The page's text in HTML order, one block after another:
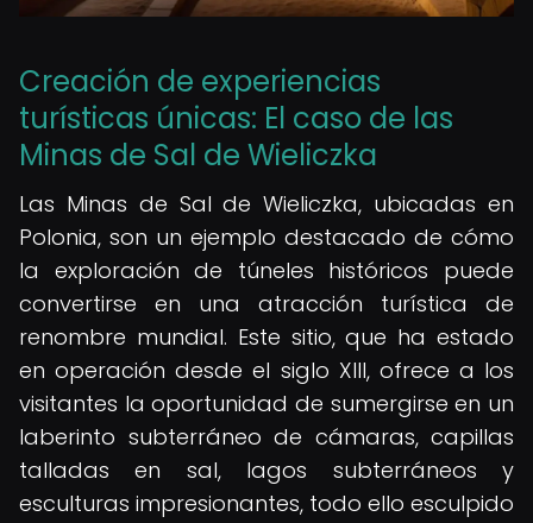
Creación de experiencias
turísticas únicas: El caso de las
Minas de Sal de Wieliczka
Las Minas de Sal de Wieliczka, ubicadas en
Polonia, son un ejemplo destacado de cómo
la exploración de túneles históricos puede
convertirse en una atracción turística de
renombre mundial. Este sitio, que ha estado
en operación desde el siglo XIII, ofrece a los
visitantes la oportunidad de sumergirse en un
laberinto subterráneo de cámaras, capillas
talladas en sal, lagos subterráneos y
esculturas impresionantes, todo ello esculpido